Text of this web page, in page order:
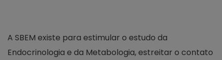
A SBEM existe para estimular o estudo da
Endocrinologia e da Metabologia, estreitar o contato